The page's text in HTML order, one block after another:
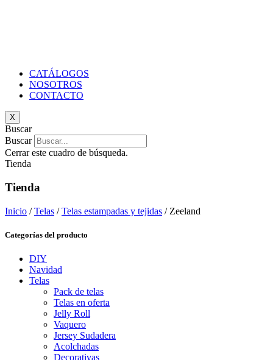
CATÁLOGOS
NOSOTROS
CONTACTO
X
Buscar
Buscar
Cerrar este cuadro de búsqueda.
Tienda
Tienda
Inicio /Telas /Telas estampadas y tejidas / Zeeland
Categorías del producto
DIY
Navidad
Telas
Pack de telas
Telas en oferta
Jelly Roll
Vaquero
Jersey Sudadera
Acolchadas
Decorativas